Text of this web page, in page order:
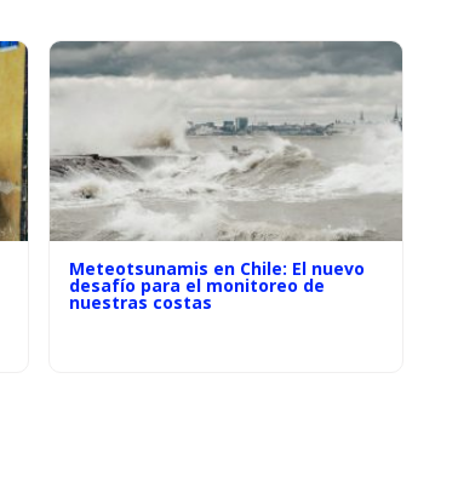
Meteotsunamis en Chile: El nuevo
desafío para el monitoreo de
nuestras costas